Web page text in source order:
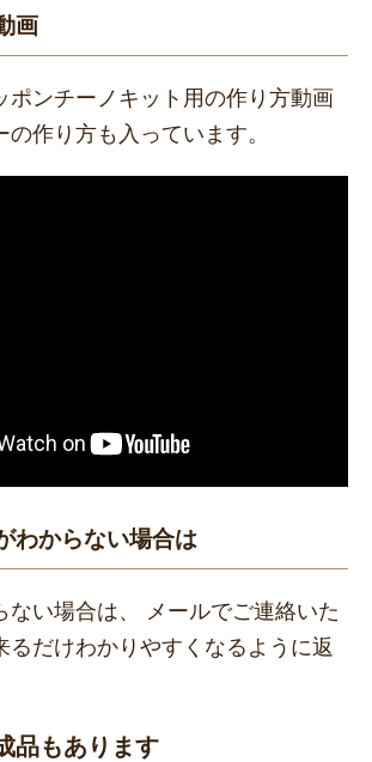
画
ポンチーノキット用の作り方動画
作り方も入っています。
わからない場合は
ない場合は、 メールでご連絡いた
るだけわかりやすくなるように返
品もあります